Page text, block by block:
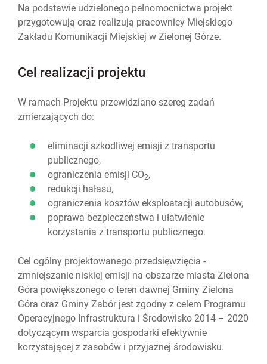
Na podstawie udzielonego pełnomocnictwa projekt
przygotowują oraz realizują pracownicy Miejskiego
Zakładu Komunikacji Miejskiej w Zielonej Górze.
Cel realizacji projektu
W ramach Projektu przewidziano szereg zadań
zmierzających do:
eliminacji szkodliwej emisji z transportu
publicznego,
ograniczenia emisji CO2,
redukcji hałasu,
ograniczenia kosztów eksploatacji autobusów,
poprawa bezpieczeństwa i ułatwienie
korzystania z transportu publicznego.
Cel ogólny projektowanego przedsięwzięcia -
zmniejszanie niskiej emisji na obszarze miasta Zielona
Góra powiększonego o teren dawnej Gminy Zielona
Góra oraz Gminy Zabór jest zgodny z celem Programu
Operacyjnego Infrastruktura i Środowisko 2014 – 2020
dotyczącym wsparcia gospodarki efektywnie
korzystającej z zasobów i przyjaznej środowisku.